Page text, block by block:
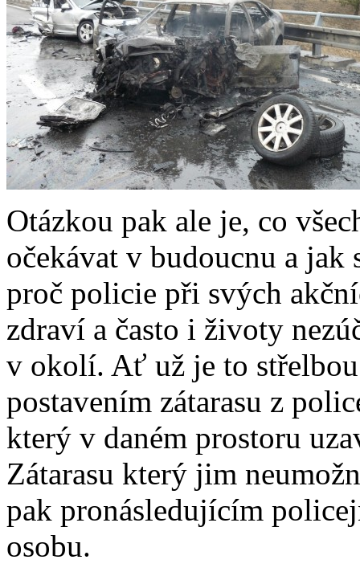
Otázkou pak ale je, co
očekávat v budoucnu a
proč policie při svých
zdraví a často i životy
v okolí. Ať už je to
postavením zátarasu z
který v daném prostoru
Zátarasu který jim
pak pronásledujícím
osobu.